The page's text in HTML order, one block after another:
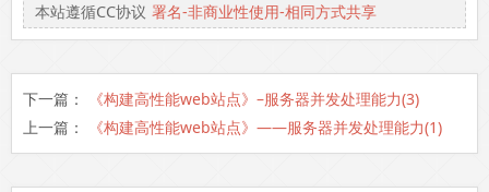
本站遵循CC协议 署名-非商业性使用-相同方式共享
下一篇：
《构建高性能web站点》–服务器并发处理能力(3)
上一篇：
《构建高性能web站点》——服务器并发处理能力(1)